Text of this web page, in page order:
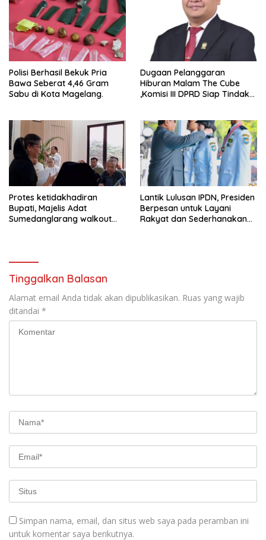
Polisi Berhasil Bekuk Pria
Bawa Seberat 4,46 Gram
Sabu di Kota Magelang.
Dugaan Pelanggaran
Hiburan Malam The Cube
,Komisi III DPRD Siap Tindak
Protes ketidakhadiran
Bupati, Majelis Adat
Sumedanglarang walkout
Lantik Lulusan IPDN, Presiden
Berpesan untuk Layani
Rakyat dan Sederhanakan
Tinggalkan Balasan
Alamat email Anda tidak akan dipublikasikan. Ruas yang wajib
ditandai *
Simpan nama, email, dan situs web saya pada peramban ini
untuk komentar saya berikutnya.